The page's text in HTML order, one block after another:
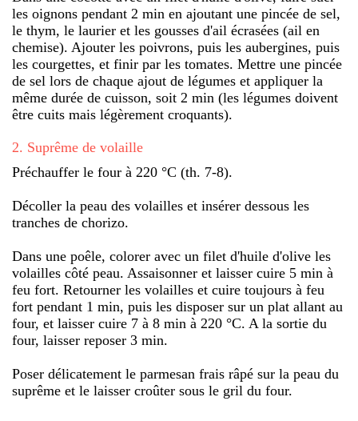
les oignons pendant 2 min en ajoutant une pincée de sel,
le thym, le laurier et les gousses d'ail écrasées (ail en
chemise). Ajouter les poivrons, puis les aubergines, puis
les courgettes, et finir par les tomates. Mettre une pincée
de sel lors de chaque ajout de légumes et appliquer la
même durée de cuisson, soit 2 min (les légumes doivent
être cuits mais légèrement croquants).
2. Suprême de volaille
Préchauffer le four à 220 °C (th. 7-8).
Décoller la peau des volailles et insérer dessous les
tranches de chorizo.
Dans une poêle, colorer avec un filet d'huile d'olive les
volailles côté peau. Assaisonner et laisser cuire 5 min à
feu fort. Retourner les volailles et cuire toujours à feu
fort pendant 1 min, puis les disposer sur un plat allant au
four, et laisser cuire 7 à 8 min à 220 °C. A la sortie du
four, laisser reposer 3 min.
Poser délicatement le parmesan frais râpé sur la peau du
suprême et le laisser croûter sous le gril du four.